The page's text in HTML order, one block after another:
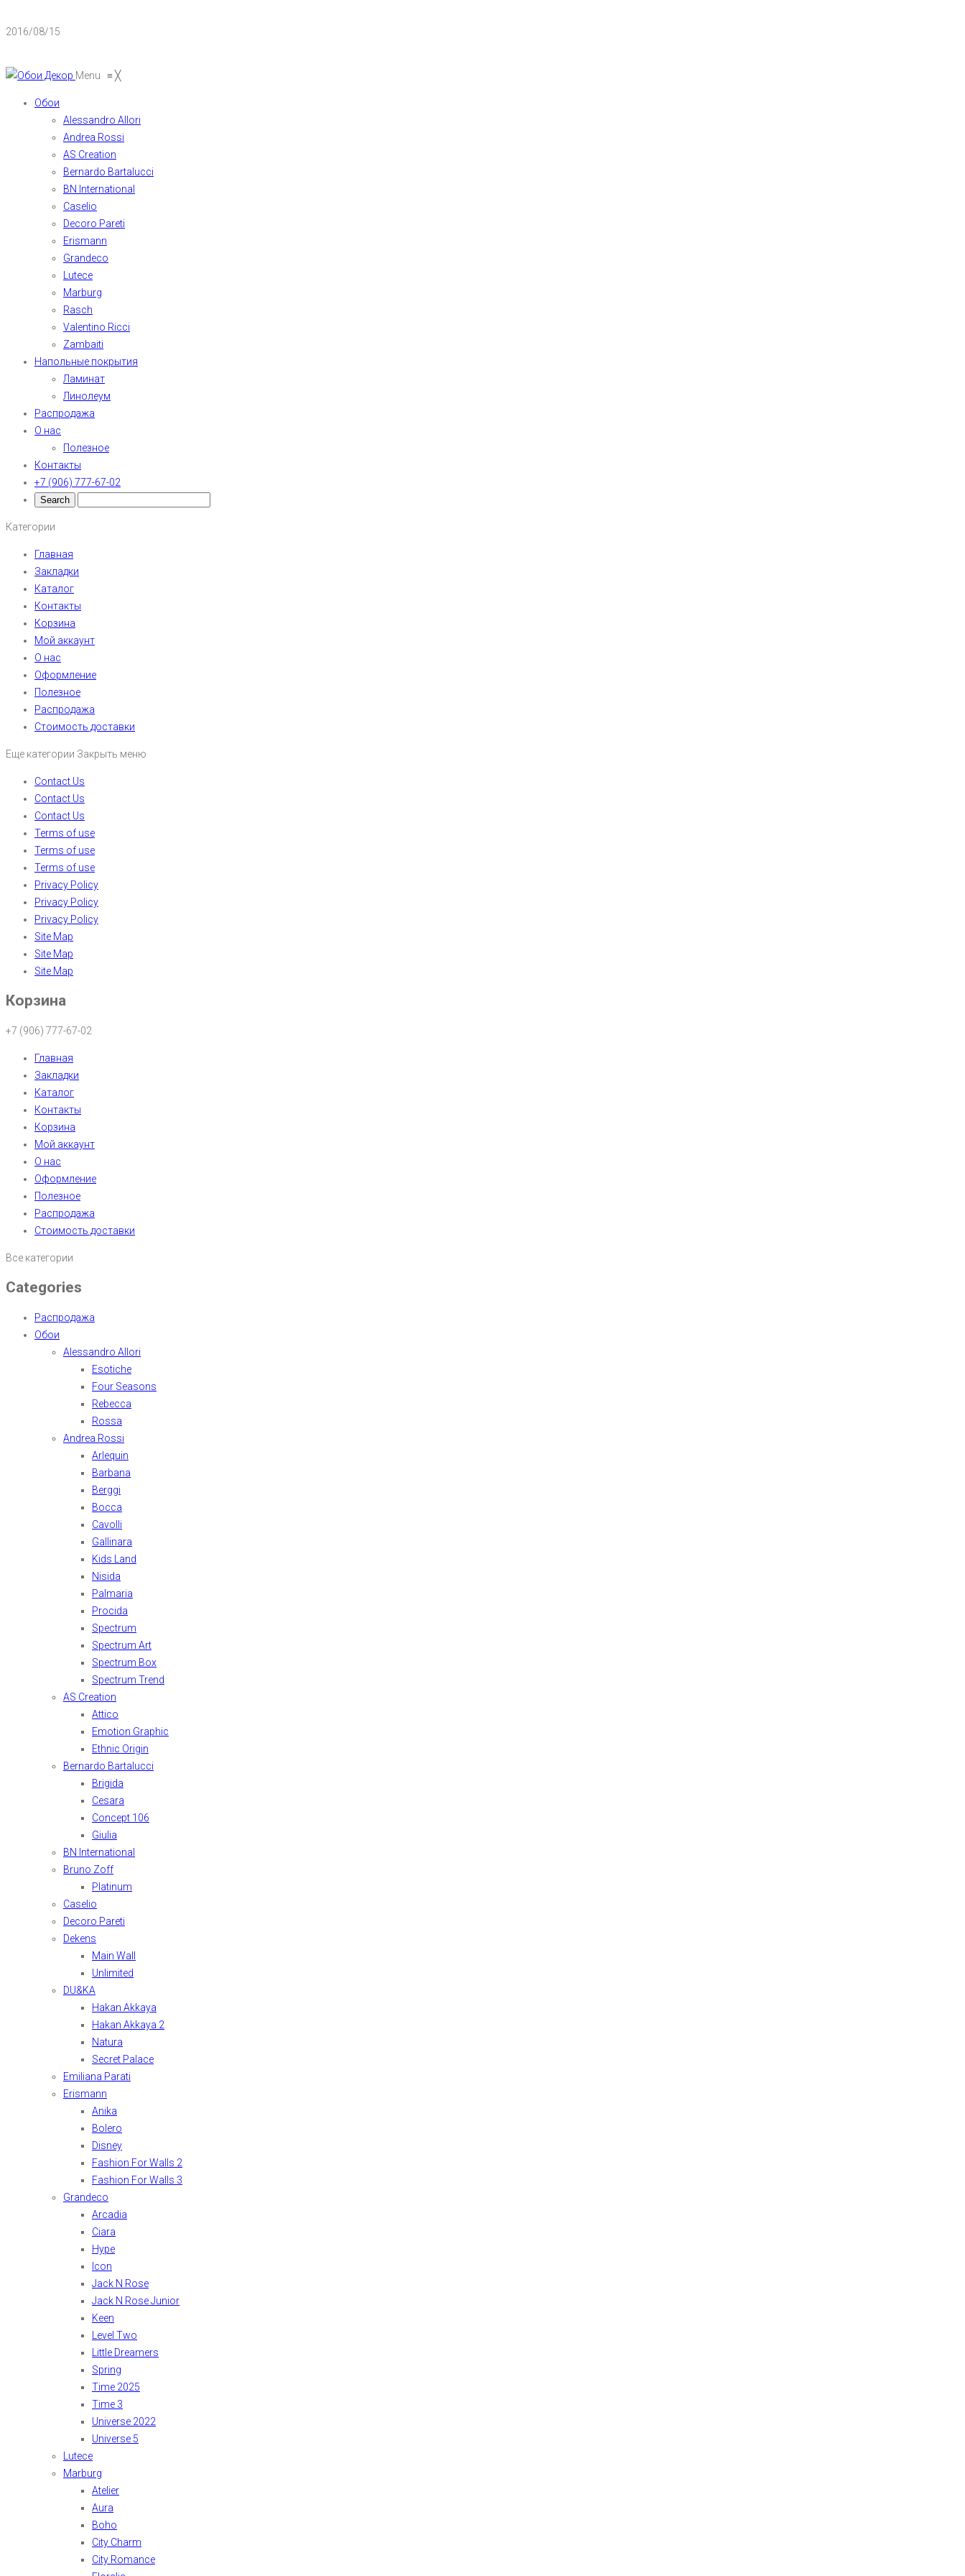
2016/08/15
Menu ≡╳
Обои
Alessandro Allori
Andrea Rossi
AS Creation
Bernardo Bartalucci
BN International
Caselio
Decoro Pareti
Erismann
Grandeco
Lutece
Marburg
Rasch
Valentino Ricci
Zambaiti
Напольные покрытия
Ламинат
Линолеум
Распродажа
О нас
Полезное
Контакты
+7 (906) 777-67-02
Категории
Главная
Закладки
Каталог
Контакты
Корзина
Мой аккаунт
О нас
Оформление
Полезное
Распродажа
Стоимость доставки
Еще категории Закрыть меню
Contact Us
Contact Us
Contact Us
Terms of use
Terms of use
Terms of use
Privacy Policy
Privacy Policy
Privacy Policy
Site Map
Site Map
Site Map
Корзина
+7 (906) 777-67-02
Главная
Закладки
Каталог
Контакты
Корзина
Мой аккаунт
О нас
Оформление
Полезное
Распродажа
Стоимость доставки
Все категории
Categories
Распродажа
Обои
Alessandro Allori
Esotiche
Four Seasons
Rebecca
Rossa
Andrea Rossi
Arlequin
Barbana
Berggi
Bocca
Cavolli
Gallinara
Kids Land
Nisida
Palmaria
Procida
Spectrum
Spectrum Art
Spectrum Box
Spectrum Trend
AS Creation
Attico
Emotion Graphic
Ethnic Origin
Bernardo Bartalucci
Brigida
Cesara
Concept 106
Giulia
BN International
Bruno Zoff
Platinum
Caselio
Decoro Pareti
Dekens
Main Wall
Unlimited
DU&KA
Hakan Akkaya
Hakan Akkaya 2
Natura
Secret Palace
Emiliana Parati
Erismann
Anika
Bolero
Disney
Fashion For Walls 2
Fashion For Walls 3
Grandeco
Arcadia
Ciara
Hype
Icon
Jack N Rose
Jack N Rose Junior
Keen
Level Two
Little Dreamers
Spring
Time 2025
Time 3
Universe 2022
Universe 5
Lutece
Marburg
Atelier
Aura
Boho
City Charm
City Romance